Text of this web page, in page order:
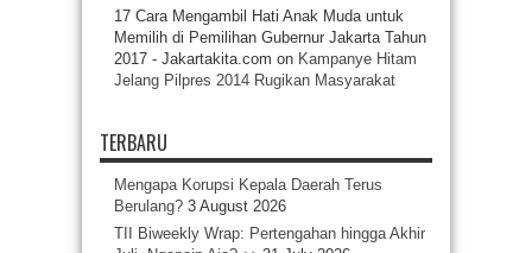
17 Cara Mengambil Hati Anak Muda untuk
Memilih di Pemilihan Gubernur Jakarta Tahun
2017 - Jakartakita.com on Kampanye Hitam
Jelang Pilpres 2014 Rugikan Masyarakat
TERBARU
Mengapa Korupsi Kepala Daerah Terus
Berulang? 3 August 2026
TII Biweekly Wrap: Pertengahan hingga Akhir